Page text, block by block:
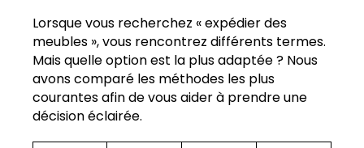
Lorsque vous recherchez « expédier des
meubles », vous rencontrez différents termes.
Mais quelle option est la plus adaptée ? Nous
avons comparé les méthodes les plus
courantes afin de vous aider à prendre une
décision éclairée.